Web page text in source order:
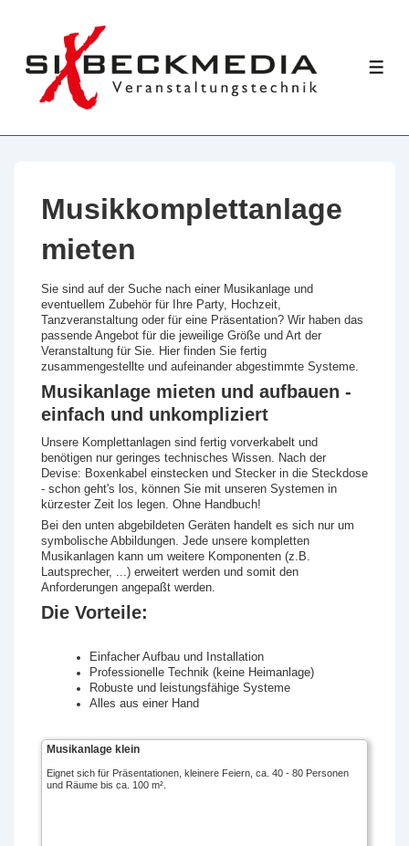
Inhalt
Musikkomplettanlage
mieten
Sie sind auf der Suche nach einer Musikanlage und
eventuellem Zubehör für Ihre Party, Hochzeit,
Tanzveranstaltung oder für eine Präsentation? Wir haben das
passende Angebot für die jeweilige Größe und Art der
Veranstaltung für Sie. Hier finden Sie fertig
zusammengestellte und aufeinander abgestimmte Systeme.
Musikanlage mieten und aufbauen -
einfach und unkompliziert
Unsere Komplettanlagen sind fertig vorverkabelt und
benötigen nur geringes technisches Wissen. Nach der
Devise: Boxenkabel einstecken und Stecker in die Steckdose
- schon geht's los, können Sie mit unseren Systemen in
kürzester Zeit los legen. Ohne Handbuch!
Bei den unten abgebildeten Geräten handelt es sich nur um
symbolische Abbildungen. Jede unsere kompletten
Musikanlagen kann um weitere Komponenten (z.B.
Lautsprecher, ...) erweitert werden und somit den
Anforderungen angepaßt werden.
Die Vorteile:
Einfacher Aufbau und Installation
Professionelle Technik (keine Heimanlage)
Robuste und leistungsfähige Systeme
Alles aus einer Hand
Musikanlage klein
Eignet sich für Präsentationen, kleinere Feiern, ca. 40 - 80 Personen
und Räume bis ca. 100 m².